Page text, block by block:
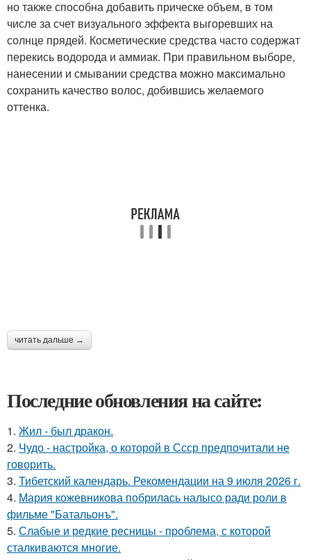
но также способна добавить прическе объем, в том
числе за счет визуального эффекта выгоревших на
солнце прядей. Косметические средства часто содержат
перекись водорода и аммиак. При правильном выборе,
нанесении и смывании средства можно максимально
сохранить качество волос, добившись желаемого
оттенка.
читать дальше →
Последние обновления на сайте:
1. Жил - был дракон.
2. Чудо - настройка, о которой в Ссср предпочитали не
говорить.
3. Тибетский календарь. Рекомендации на 9 июля 2026 г.
4. Мария кожевникова побрилась налысо ради роли в
фильме "Батальонъ".
5. Слабые и редкие ресницы - проблема, с которой
сталкиваются многие.